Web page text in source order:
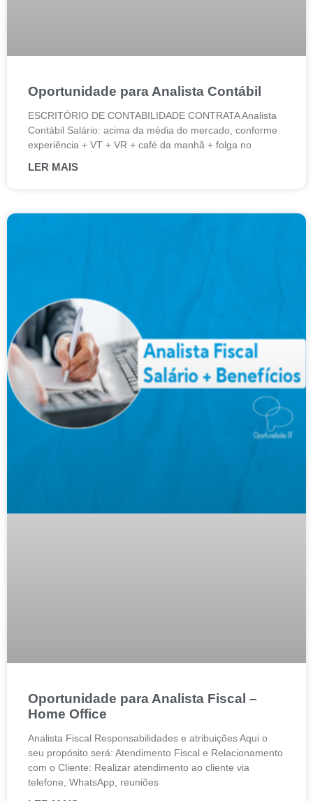
Oportunidade para Analista Contábil
ESCRITÓRIO DE CONTABILIDADE CONTRATA Analista
Contábil Salário: acima da média do mercado, conforme
experiência + VT + VR + café da manhã + folga no
LER MAIS
Oportunidade para Analista Fiscal –
Home Office
Analista Fiscal Responsabilidades e atribuições Aqui o
seu propósito será: Atendimento Fiscal e Relacionamento
com o Cliente: Realizar atendimento ao cliente via
telefone, WhatsApp, reuniões